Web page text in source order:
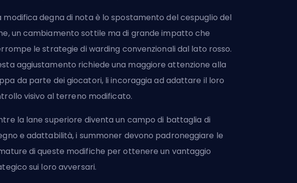
modifica degna di nota è lo spostamento del cespuglio del
un cambiamento sottile ma di grande impatto che
le strategie di warding convenzionali dal lato rosso.
aggiustamento richiede una maggiore attenzione alla
da parte dei giocatori, li incoraggia ad adattare il loro
visivo al terreno modificato.
la lane superiore diventa un campo di battaglia di
e adattabilità, i summoner devono padroneggiare le
di queste modifiche per ottenere un vantaggio
sui loro avversari.